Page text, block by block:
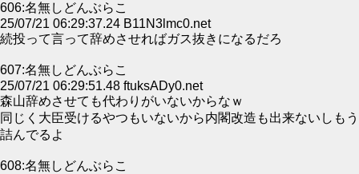
606:名無しどんぶらこ
25/07/21 06:29:37.24 B11N3lmc0.net
続投って言って辞めさせればガス抜きになるだろ
607:名無しどんぶらこ
25/07/21 06:29:51.48 ftuksADy0.net
森山辞めさせても代わりがいないからなｗ
同じく大臣受けるやつもいないから内閣改造も出来ないしもう
詰んでるよ
608:名無しどんぶらこ